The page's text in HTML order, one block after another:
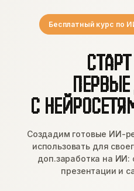
Бесплатный курс по
С
Создадим готовые ИИ-
использовать для
доп.заработка на ИИ:
презентации и